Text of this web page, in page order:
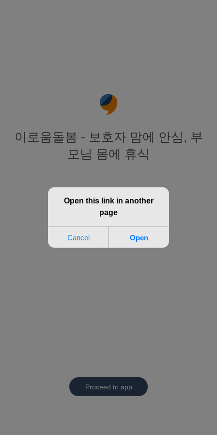
이로움돌봄 - 보호자 맘에 안심, 부
모님 몸에 휴식
Proceed to app